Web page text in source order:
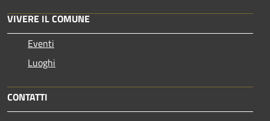
VIVERE IL COMUNE
Eventi
Luoghi
CONTATTI